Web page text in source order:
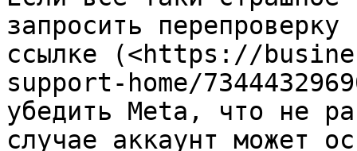
запросить
ссылке (<https://
support-home/
убедить Meta, что не
случае аккаунт может